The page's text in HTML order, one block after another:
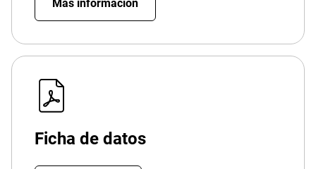
Más información
Ficha de datos